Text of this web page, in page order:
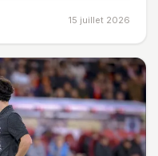
15 juillet 2026